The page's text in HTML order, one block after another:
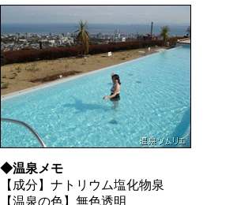
◆温泉メモ
【成分】ナトリウム塩化物泉
【温泉の色】無色透明